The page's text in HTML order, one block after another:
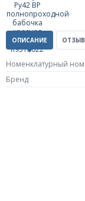
ОПИСАНИЕ
Номенклатурный
Бренд